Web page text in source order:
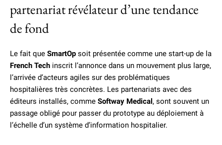
partenariat révélateur d’une tendance
de fond
Le fait que SmartOp soit présentée comme une start-up de la
French Tech inscrit l’annonce dans un mouvement plus large,
l’arrivée d’acteurs agiles sur des problématiques
hospitalières très concrètes. Les partenariats avec des
éditeurs installés, comme Softway Medical, sont souvent un
passage obligé pour passer du prototype au déploiement à
l’échelle d’un système d’information hospitalier.